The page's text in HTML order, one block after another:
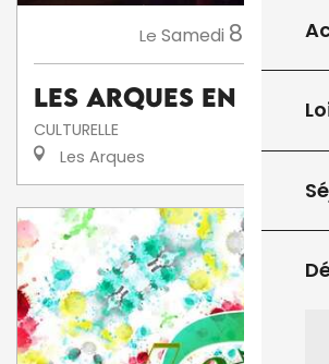
Le Samedi 8 à
Les Arques en fête
CULTURELLE
Les Arques